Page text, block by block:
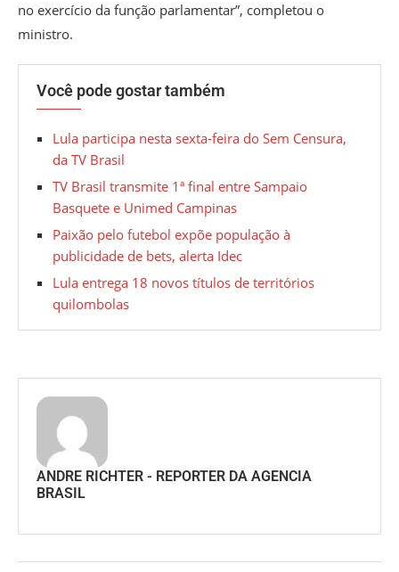
no exercício da função parlamentar”, completou o
ministro.
Você pode gostar também
Lula participa nesta sexta-feira do Sem Censura,
da TV Brasil
TV Brasil transmite 1ª final entre Sampaio
Basquete e Unimed Campinas
Paixão pelo futebol expõe população à
publicidade de bets, alerta Idec
Lula entrega 18 novos títulos de territórios
quilombolas
ANDRE RICHTER - REPORTER DA AGENCIA
BRASIL